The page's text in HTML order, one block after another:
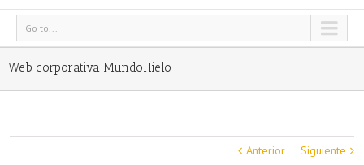
Go to...
Web corporativa MundoHielo
Anterior Siguiente